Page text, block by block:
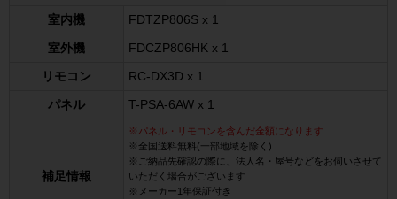
室内機 FDTZP806S x 1
室外機 FDCZP806HK x 1
リモコン RC-DX3D x 1
パネル T-PSA-6AW x 1
補足情報
※パネル・リモコンを含んだ金額になります
※全国送料無料(一部地域を除く)
※ご納品先確認の際に、法人名・屋号などをお伺いさせて
いただく場合がございます
※メーカー1年保証付き